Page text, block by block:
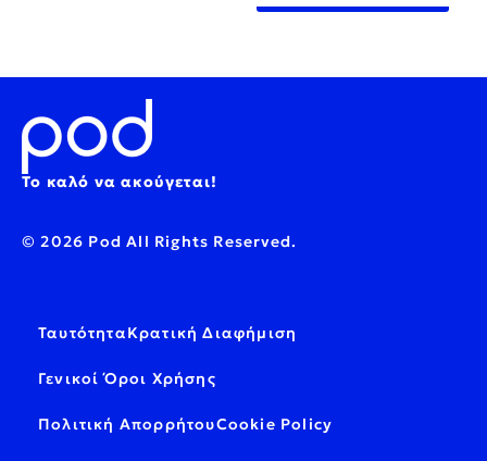
Το καλό να ακούγεται!
© 2026 Pod All Rights Reserved.
ΤαυτότηταΚρατική Διαφήμιση
Γενικοί Όροι Χρήσης
Πολιτική ΑπορρήτουCookie Policy